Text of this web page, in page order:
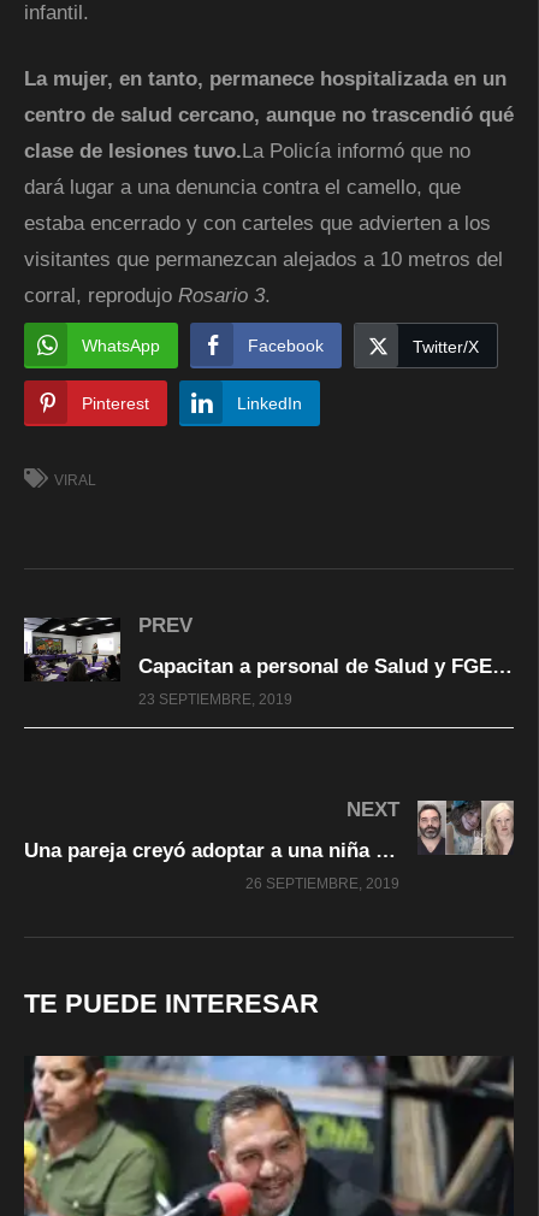
infantil.
La mujer, en tanto, permanece hospitalizada en un
centro de salud cercano, aunque no trascendió qué
clase de lesiones tuvo.La Policía informó que no
dará lugar a una denuncia contra el camello, que
estaba encerrado y con carteles que advierten a los
visitantes que permanezcan alejados a 10 metros del
corral, reprodujo Rosario 3.
WhatsApp Facebook Twitter/X
Pinterest LinkedIn
VIRAL
PREV
Capacitan a personal de Salud y FGE para atención adecuada a casos de violencia sexual
23 SEPTIEMBRE, 2019
NEXT
Una pareja creyó adoptar a una niña pero tenía 22 años y quería matarlos
26 SEPTIEMBRE, 2019
TE PUEDE INTERESAR